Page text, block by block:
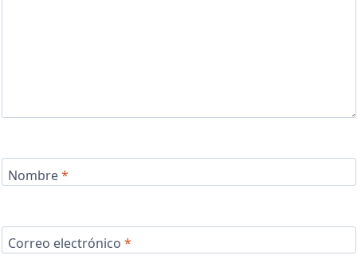
Nombre*
Correo electrónico *